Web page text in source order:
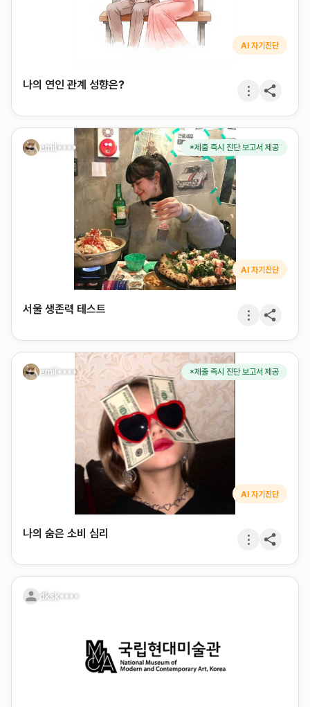
AI 자기진단
나의 연인 관계 성향은?
emil**** *제출 즉시 진단 보고서 제공
AI 자기진단
서울 생존력 테스트
emil**** *제출 즉시 진단 보고서 제공
AI 자기진단
나의 숨은 소비 심리
dksk****